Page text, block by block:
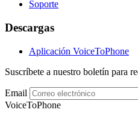
Soporte
Descargas
Aplicación VoiceToPhone
Suscríbete a nuestro boletín para
Email
VoiceToPhone